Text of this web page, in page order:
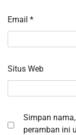
Email *
Situs Web
Simpan
peramban ini